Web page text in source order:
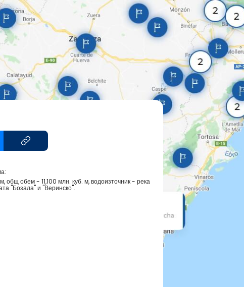
общ обем - 11,100 млн. куб. м, водоизточник - река
"Бозала" и "Веринско".